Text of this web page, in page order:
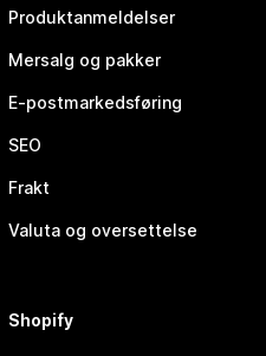
Produktanmeldelser
Mersalg og pakker
E-postmarkedsføring
SEO
Frakt
Valuta og oversettelse
Shopify